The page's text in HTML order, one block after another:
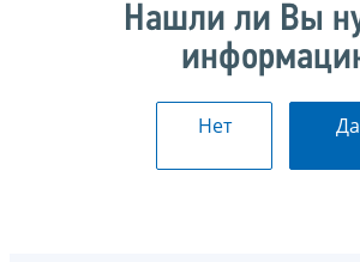
Нашли ли Вы
Нет Да